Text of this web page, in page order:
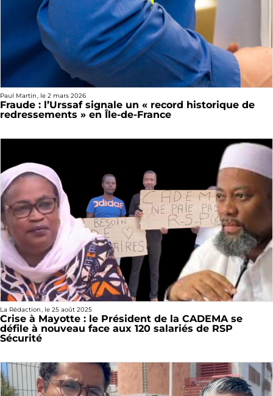
Paul Martin, le 2 mars 2026
Fraude : l’Urssaf signale un « record historique de
redressements » en Île-de-France
La Rédaction, le 25 août 2025
Crise à Mayotte : le Président de la CADEMA se
défile à nouveau face aux 120 salariés de RSP
Sécurité